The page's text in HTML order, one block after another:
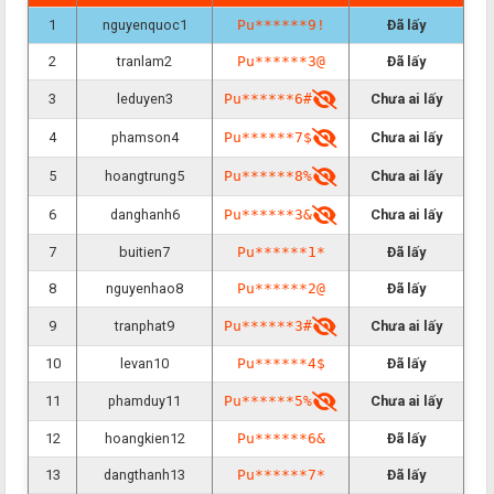
1 nguyenquoc1 Pu******9! Đã lấy
2 tranlam2 Pu******3@ Đã lấy
3 leduyen3 Pu******6# Chưa ai lấy
4 phamson4 Pu******7$ Chưa ai lấy
5 hoangtrung5 Pu******8% Chưa ai lấy
6 danghanh6 Pu******3& Chưa ai lấy
7 buitien7 Pu******1* Đã lấy
8 nguyenhao8 Pu******2@ Đã lấy
9 tranphat9 Pu******3# Chưa ai lấy
10 levan10 Pu******4$ Đã lấy
11 phamduy11 Pu******5% Chưa ai lấy
12 hoangkien12 Pu******6& Đã lấy
13 dangthanh13 Pu******7* Đã lấy